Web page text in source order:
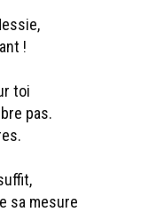
!
toi
pas.
sa mesure